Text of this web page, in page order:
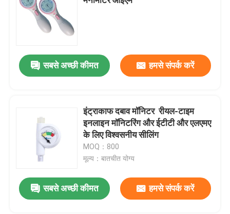
उत्पाद
वीआर दिखाएँ
हमारे बारे में
सबसे अच्छी कीमत हमसे संपर्क करें
इंट्राकाफ दबाव मॉनिटर ️ रीयल-टाइम
इनलाइन मॉनिटरिंग और ईटीटी और एलएमए
के लिए विश्वसनीय सीलिंग
MOQ：800
मूल्य：बातचीत योग्य
सबसे अच्छी कीमत हमसे संपर्क करें